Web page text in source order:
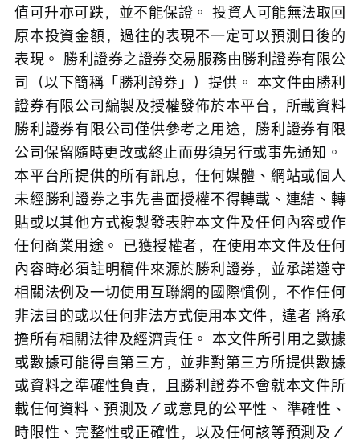
值可升亦可跌，並不能保證。 投資人可能無法取回
原本投資金額，過往的表現不一定可以預測日後的
表現。 勝利證券之證券交易服務由勝利證券有限公
司（以下簡稱「勝利證券」）提供。 本文件由勝利
證券有限公司編製及授權發佈於本平台，所載資料
勝利證券有限公司僅供參考之用途，勝利證券有限
公司保留隨時更改或終止而毋須另行或事先通知。
本平台所提供的所有訊息，任何媒體、網站或個人
未經勝利證券之事先書面授權不得轉載、連結、轉
貼或以其他方式複製發表貯本文件及任何內容或作
任何商業用途。 已獲授權者，在使用本文件及任何
內容時必須註明稿件來源於勝利證券，並承諾遵守
相關法例及一切使用互聯網的國際慣例，不作任何
非法目的或以任何非法方式使用本文件，違者 將承
擔所有相關法律及經濟責任。 本文件所引用之數據
或數據可能得自第三方，並非對第三方所提供數據
或資料之準確性負責，且勝利證券不會就本文件所
載任何資料、預測及／或意見的公平性、 準確性、
時限性、完整性或正確性，以及任何該等預測及／